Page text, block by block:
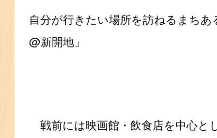
自分が行きたい場所を訪ねるまちあ
@新開地」
戦前には映画館・飲食店を中心と